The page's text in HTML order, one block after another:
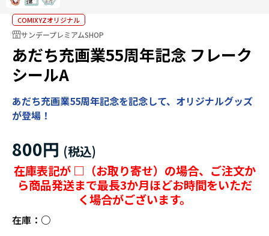
COMIXYZオリジナル
サンデープレミアムSHOP
あだち充画業55周年記念 フレーク
シールA
あだち充画業55周年記念を記念して、オリジナルグッズ
が登場！
800円
在庫表記が □（お取り寄せ）の場合、ご注文か
ら商品発送まで最長3か月ほどお時間をいただ
く場合がございます。
在庫： ○